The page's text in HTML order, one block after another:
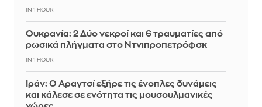
IN 1 HOUR
Ουκρανία: 2 Δύο νεκροί και 6 τραυματίες από
ρωσικά πλήγματα στο Ντνιπροπετρόφσκ
IN 1 HOUR
Ιράν: Ο Αραγτσί εξήρε τις ένοπλες δυνάμεις
και κάλεσε σε ενότητα τις μουσουλμανικές